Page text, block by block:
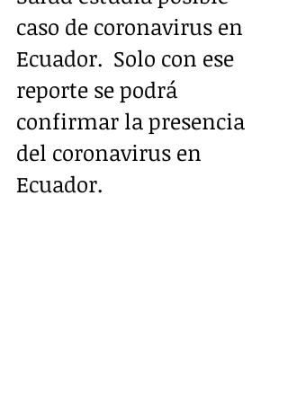
caso de coronavirus en
Ecuador.  Solo con ese
reporte se podrá
confirmar la presencia
del coronavirus en
Ecuador.